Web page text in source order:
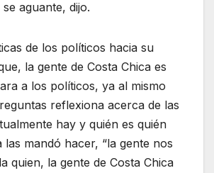
aguante, dijo.
de los políticos hacia su
la gente de Costa Chica es
a los políticos, ya al mismo
reflexiona acerca de las
hay y quién es quién
las mandó hacer, “la gente nos
quien, la gente de Costa Chica